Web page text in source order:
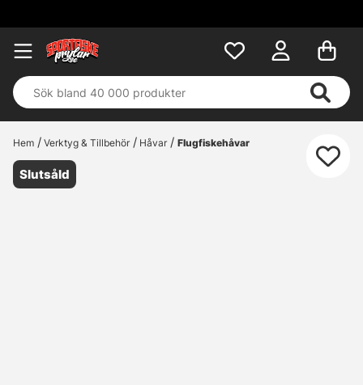
Hem Verktyg & Tillbehör Håvar Flugfiskehåvar
Slutsåld